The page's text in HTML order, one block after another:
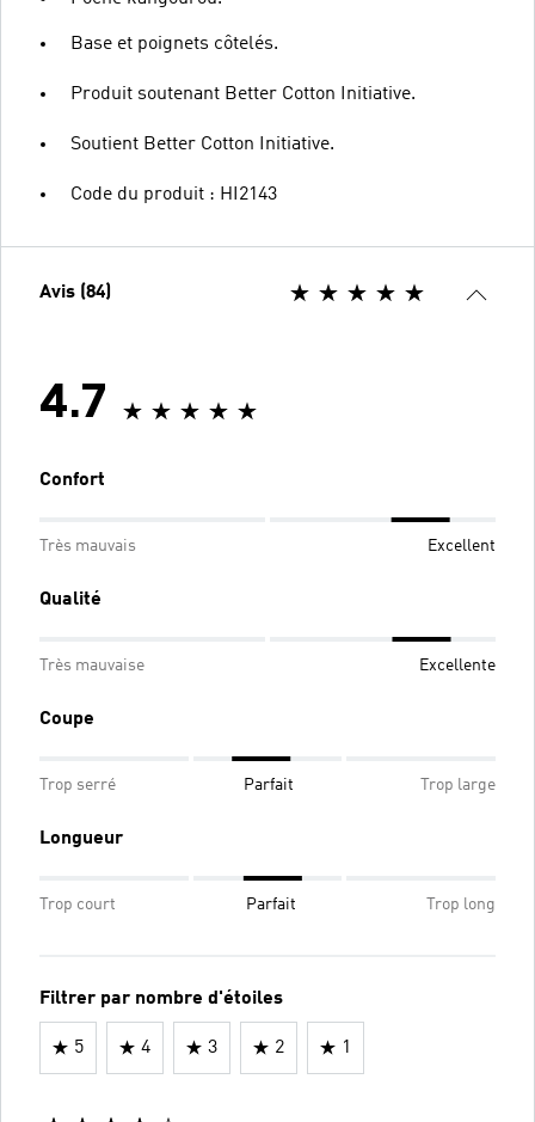
Base et poignets côtelés.
Produit soutenant Better Cotton Initiative.
Soutient Better Cotton Initiative.
Code du produit : HI2143
Avis (84)
4.7
Confort
Très mauvais Excellent
Qualité
Très mauvaise Excellente
Coupe
Trop serré Parfait Trop large
Longueur
Trop court Parfait Trop long
Filtrer par nombre d'étoiles
5 4 3 2 1